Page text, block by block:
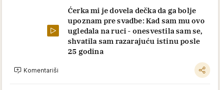
Ćerka mi je dovela dečka da ga bolje
upoznam pre svadbe: Kad sam mu ovo
ugledala na ruci - onesvestila sam se,
shvatila sam razarajuću istinu posle
25 godina
Komentariši